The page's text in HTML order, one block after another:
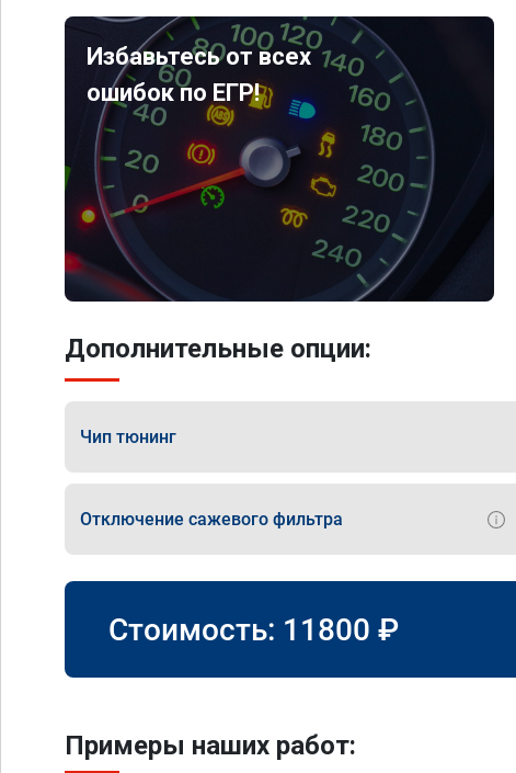
Избавьтесь от всех
ошибок по ЕГР!
Дополнительные опции:
Чип тюнинг
Отключение сажевого фильтра
Стоимость: 11800 ₽
Примеры наших работ: